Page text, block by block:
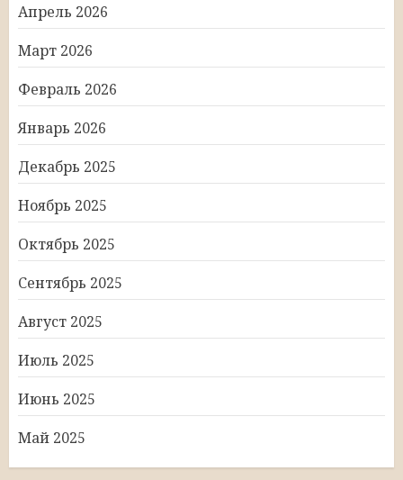
Апрель 2026
Март 2026
Февраль 2026
Январь 2026
Декабрь 2025
Ноябрь 2025
Октябрь 2025
Сентябрь 2025
Август 2025
Июль 2025
Июнь 2025
Май 2025